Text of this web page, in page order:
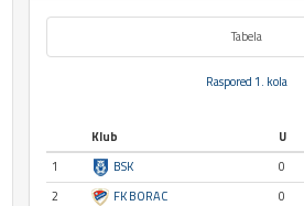
Tabela
Raspored 1. kola
Klub U
1
BSK 0
2
FK BORAC 0